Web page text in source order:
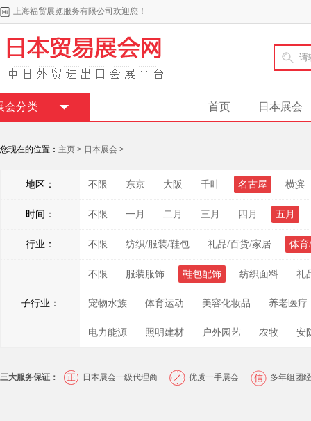
上海福贸展览服务有限公司欢迎您！
首页 日本展会
会分类
您现在的位置： 主页 > 日本展会 >
地区： 不限 东京 大阪 千叶 名古屋 横滨
时间： 不限 一月 二月 三月 四月 五月
行业： 不限 纺织/服装/鞋包 礼品/百货/家居 体育
子行业：
不限 服装服饰 鞋包配饰 纺织面料 礼
宠物水族 体育运动 美容化妆品 养老医疗
电力能源 照明建材 户外园艺 农牧 安
三大服务保证： 日本展会一级代理商 优质一手展会 多年组团